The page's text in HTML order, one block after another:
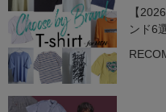
【
ンド6